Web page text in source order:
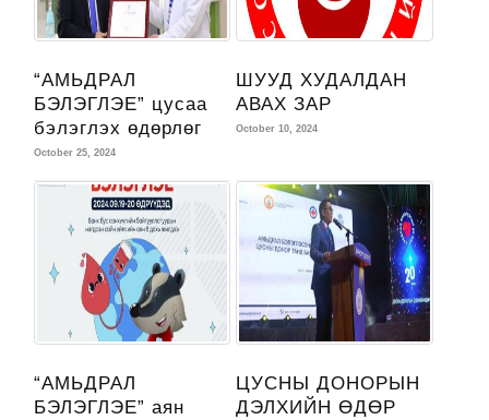
“АМЬДРАЛ
БЭЛЭГЛЭЕ” цусаа
бэлэглэх өдөрлөг
October 25, 2024
ШУУД ХУДАЛДАН
АВАХ ЗАР
October 10, 2024
“АМЬДРАЛ
БЭЛЭГЛЭЕ” аян
ЦУСНЫ ДОНОРЫН
ДЭЛХИЙН ӨДӨР